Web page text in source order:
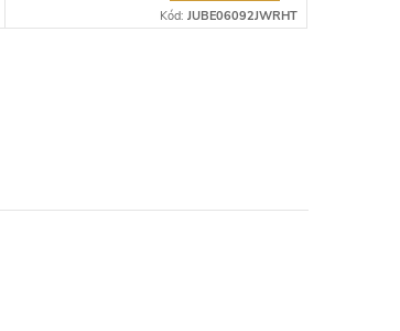
Kód: JUBE06092JWRHT